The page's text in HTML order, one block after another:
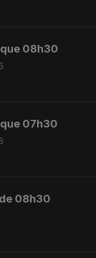
08h30
07h30
08h30